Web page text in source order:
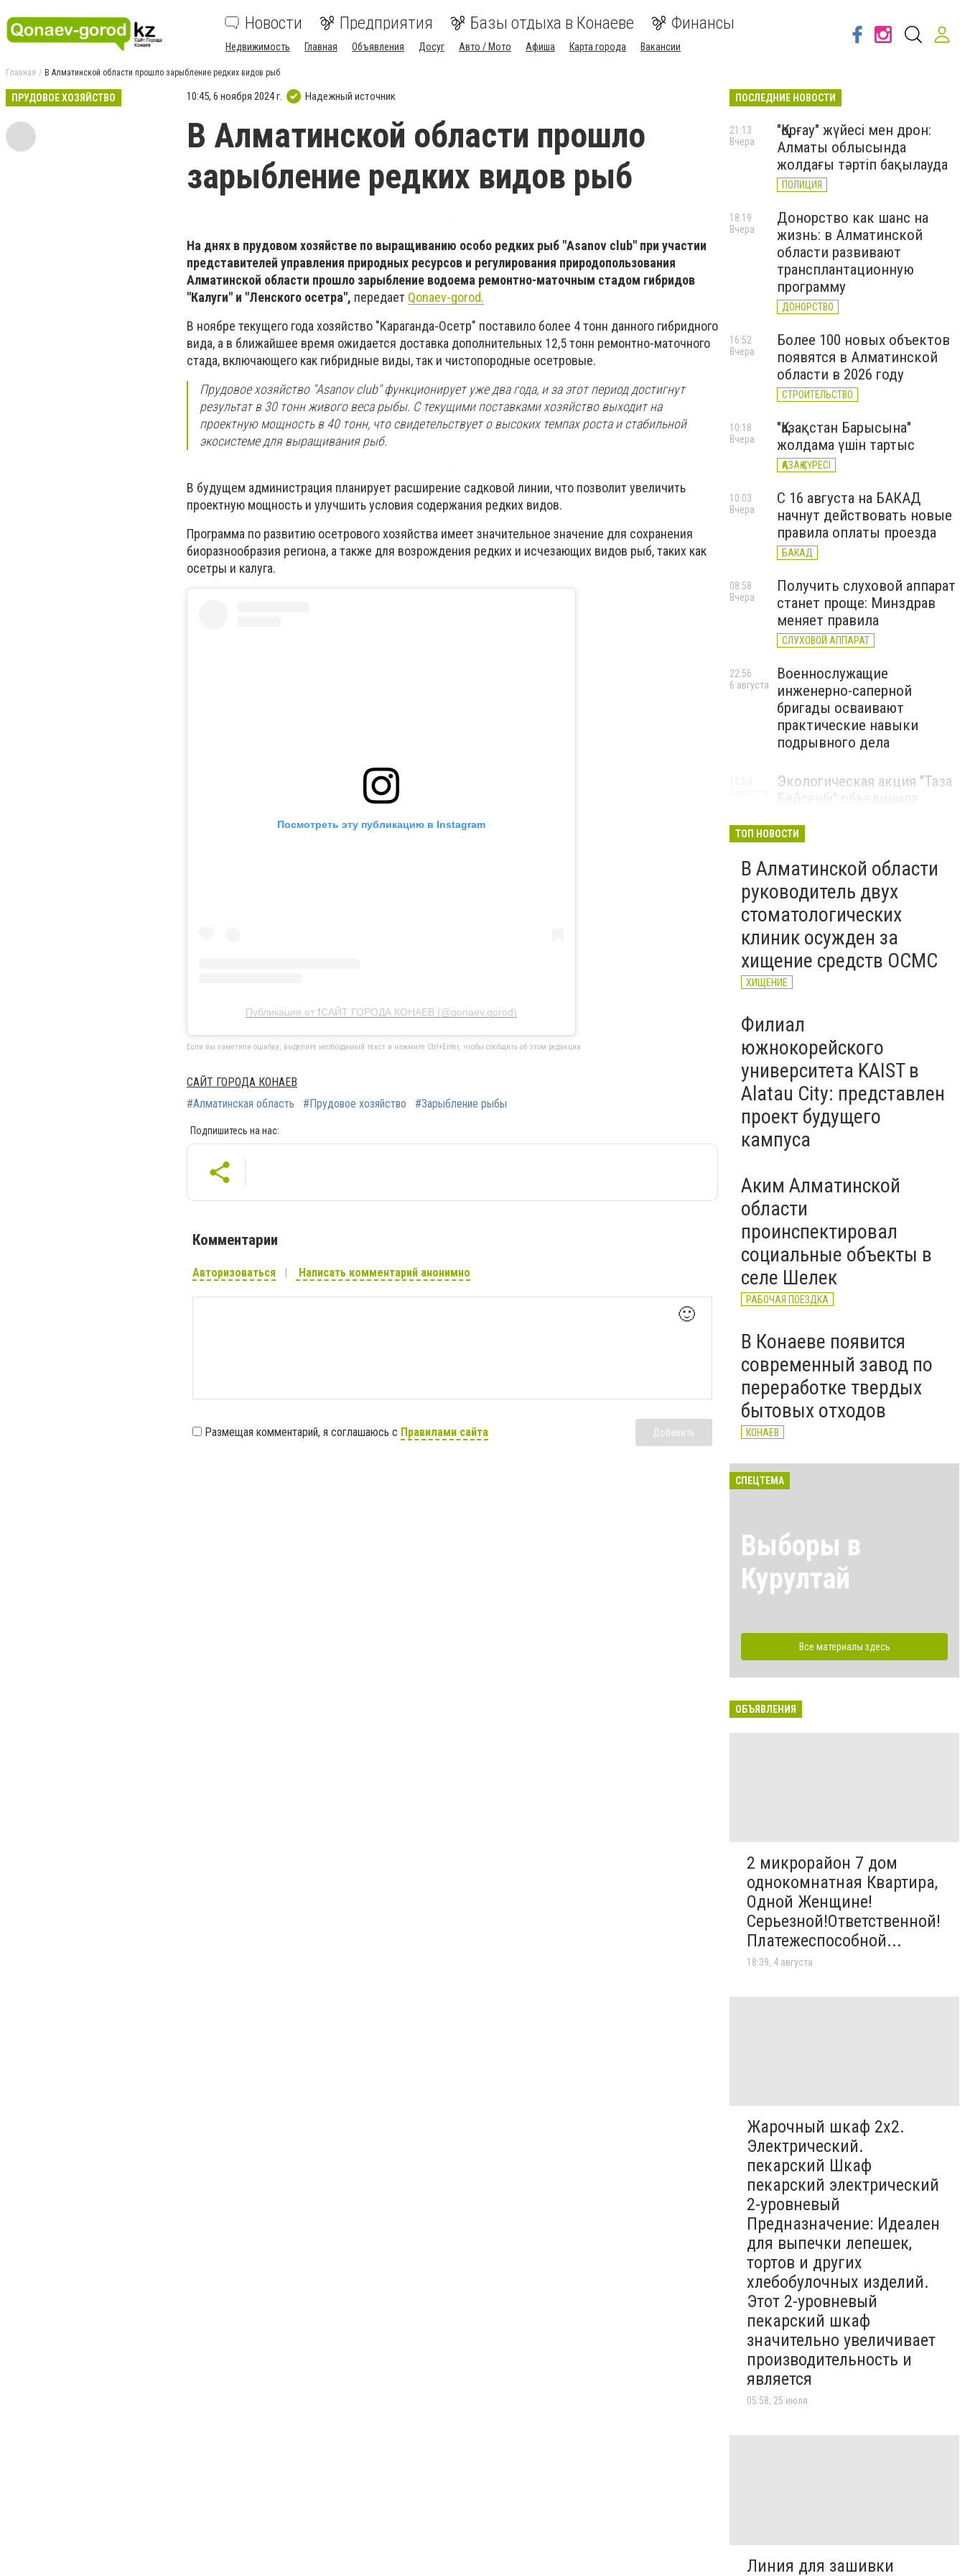
Новости Предприятия Базы отдыха в Конаеве Финансы
Недвижимость Главная Объявления Досуг Авто / Мото Афиша Карта города Вакансии
Главная В Алматинской области прошло зарыбление редких видов рыб
ПРУДОВОЕ ХОЗЯЙСТВО 10:45, 6 ноября 2024 г. Надежный источник
В Алматинской области прошло
зарыбление редких видов рыб
На днях в прудовом хозяйстве по выращиванию особо редких рыб "Asanov club" при участии
представителей управления природных ресурсов и регулирования природопользования
Алматинской области прошло зарыбление водоема ремонтно-маточным стадом гибридов
"Калуги" и "Ленского осетра", передает Qonaev-gorod.
В ноябре текущего года хозяйство "Караганда-Осетр" поставило более 4 тонн данного гибридного
вида, а в ближайшее время ожидается доставка дополнительных 12,5 тонн ремонтно-маточного
стада, включающего как гибридные виды, так и чистопородные осетровые.
Прудовое хозяйство "Asanov club" функционирует уже два года, и за этот период достигнут
результат в 30 тонн живого веса рыбы. С текущими поставками хозяйство выходит на
проектную мощность в 40 тонн, что свидетельствует о высоких темпах роста и стабильной
экосистеме для выращивания рыб.
В будущем администрация планирует расширение садковой линии, что позволит увеличить
проектную мощность и улучшить условия содержания редких видов.
Программа по развитию осетрового хозяйства имеет значительное значение для сохранения
биоразнообразия региона, а также для возрождения редких и исчезающих видов рыб, таких как
осетры и калуга.
Посмотреть эту публикацию в Instagram
Публикация от ❗️САЙТ ГОРОДА КОНАЕВ (@qonaev.gorod)
Если вы заметили ошибку, выделите необходимый текст и нажмите Ctrl+Enter, чтобы сообщить об этом редакции
САЙТ ГОРОДА КОНАЕВ
#Алматинская область
#Прудовое хозяйство #Зарыбление рыбы
Подпишитесь на нас:
Комментарии
Авторизоваться Написать комментарий анонимно
🙂
Размещая комментарий, я соглашаюсь с Правилами сайта Добавить
ПОСЛЕДНИЕ НОВОСТИ
"Қорғау" жүйесі мен дрон:
Алматы облысында
жолдағы тәртіп бақылауда
ПОЛИЦИЯ
21:13
Вчера
Донорство как шанс на
жизнь: в Алматинской
области развивают
трансплантационную
программу
ДОНОРСТВО
18:19
Вчера
Более 100 новых объектов
появятся в Алматинской
области в 2026 году
СТРОИТЕЛЬСТВО
16:52
Вчера
"Қазақстан Барысына"
жолдама үшін тартыс
ҚАЗАҚ КҮРЕСІ
10:18
Вчера
С 16 августа на БАКАД
начнут действовать новые
правила оплаты проезда
БАКАД
10:03
Вчера
Получить слуховой аппарат
станет проще: Минздрав
меняет правила
СЛУХОВОЙ АППАРАТ
08:58
Вчера
Военнослужащие
инженерно-саперной
бригады осваивают
практические навыки
подрывного дела
22:56
6 августа
Экологическая акция "Таза
Бейсенбі" объединила
Алматинской области
ТОП НОВОСТИ
В Алматинской области
руководитель двух
стоматологических
клиник осужден за
хищение средств ОСМС
ХИЩЕНИЕ
Филиал
южнокорейского
университета KAIST в
Alatau City: представлен
проект будущего
кампуса
Аким Алматинской
области
проинспектировал
социальные объекты в
селе Шелек
РАБОЧАЯ ПОЕЗДКА
В Конаеве появится
современный завод по
переработке твердых
бытовых отходов
КОНАЕВ
СПЕЦТЕМА
Выборы в
Курултай
Все материалы здесь
ОБЪЯВЛЕНИЯ
2 микрорайон 7 дом
однокомнатная Квартира,
Одной Женщине!
Серьезной!Ответственной!
Платежеспособной...
18:39, 4 августа
Жарочный шкаф 2х2.
Электрический.
пекарский Шкаф
пекарский электрический
2-уровневый
Предназначение: Идеален
для выпечки лепешек,
тортов и других
хлебобулочных изделий.
Этот 2-уровневый
пекарский шкаф
значительно увеличивает
производительность и
является
05:58, 25 июля
Линия для зашивки